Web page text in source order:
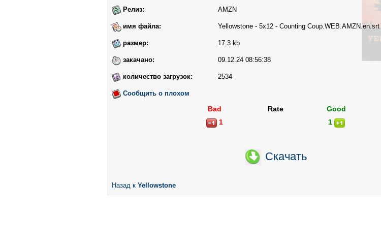
Релиз: AMZN
имя файла: Yellowstone - 5x12 - Counting Coup.WEB.AMZN.en.srt
размер: 17.3 kb
закачано: 09.12.24 08:56:38
количество загрузок: 2534
Сообщить о плохом
Bad Rate
Good
1
1
Скачать
Назад к Yellowstone